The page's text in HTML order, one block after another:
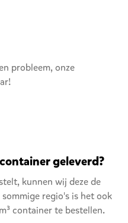
probleem, onze
geleverd?
kunnen wij deze de
regio's is het ook
container te bestellen.